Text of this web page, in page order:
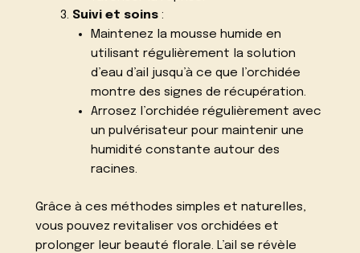
Suivi et soins:
Maintenez la mousse humide en
utilisant régulièrement la solution
d’eau d’ail jusqu’à ce que l’orchidée
montre des signes de récupération.
Arrosez l’orchidée régulièrement avec
un pulvérisateur pour maintenir une
humidité constante autour des
racines.
Grâce à ces méthodes simples et naturelles,
vous pouvez revitaliser vos orchidées et
prolonger leur beauté florale. L’ail se révèle